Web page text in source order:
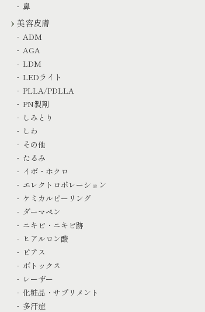
鼻
美容皮膚
ADM
AGA
LDM
LEDライト
PLLA/PDLLA
PN製剤
しみとり
しわ
その他
たるみ
イボ・ホクロ
エレクトロポレーション
ケミカルピーリング
ダーマペン
ニキビ・ニキビ跡
ヒアルロン酸
ピアス
ボトックス
レーザー
化粧品・サプリメント
多汗症